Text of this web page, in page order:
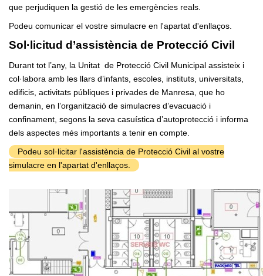
que perjudiquen la gestió de les emergències reals.
Podeu comunicar el vostre simulacre en l'apartat d'enllaços.
Sol·licitud d’assistència de Protecció Civil
Durant tot l’any, la Unitat de Protecció Civil Municipal assisteix i
col·labora amb les llars d’infants, escoles, instituts, universitats,
edificis, activitats públiques i privades de Manresa, que ho
demanin, en l’organització de simulacres d’evacuació i
confinament, segons la seva casuística d’autoprotecció i informa
dels aspectes més importants a tenir en compte.
Podeu sol·licitar l'assistència de Protecció Civil al vostre
simulacre en l'apartat d'enllaços.